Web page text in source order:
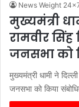
News Weight
मुख्यमंत्री
रामवीर
जनसभा को
मुख्यमंत्री धामी ने
जनसभा को किया